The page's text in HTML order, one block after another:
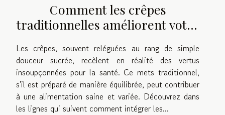
Comment les crêpes
traditionnelles améliorent votre
Les crêpes, souvent reléguées au rang de simple
douceur sucrée, recèlent en réalité des vertus
insoupçonnées pour la santé. Ce mets traditionnel,
s'il est préparé de manière équilibrée, peut contribuer
à une alimentation saine et variée. Découvrez dans
les lignes qui suivent comment intégrer les...